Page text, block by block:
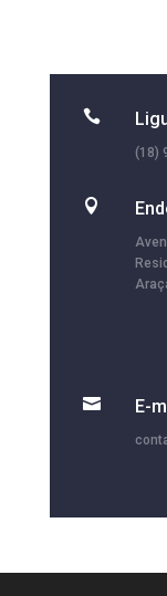

(18)

 E-